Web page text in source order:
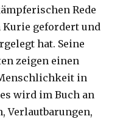
Rede
gefordert und
hat. Seine
zeigen einen
in
wird im Buch an
Verlautbarungen,